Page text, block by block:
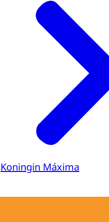
Koningin Máxima